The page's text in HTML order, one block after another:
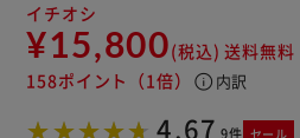
イチオシ
¥15,800(税込) 送料無料
158ポイント （1倍） info 内訳
4.67 9件 セール